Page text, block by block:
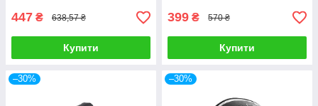
447 ₴ 638,57 ₴
Купити
399 ₴ 570 ₴
Купити
–30% –30%